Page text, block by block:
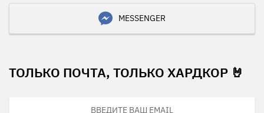
MESSENGER
ТОЛЬКО ПОЧТА, ТОЛЬКО ХАРДКОР 🤘